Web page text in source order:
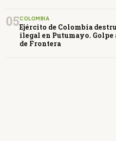
05COLOMBIA
Ejército de Colombia
ilegal en Putumayo. Golpe
de Frontera